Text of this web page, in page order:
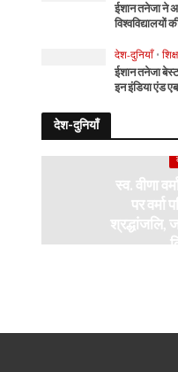
ईशान तनेजा ने
विश्वविद्यालयों
देश-दुनियाँ •
ईशान तनेजा
इन इंडिया एंड
देश-दुनियाँ
स्व. वीणा
पर वर्मा
श्रद्धांजलि,